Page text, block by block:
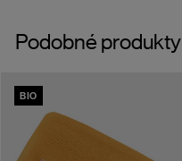
Podobné produkty
BIO